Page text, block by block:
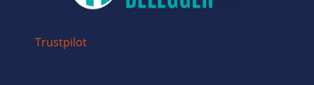
Trustpilot